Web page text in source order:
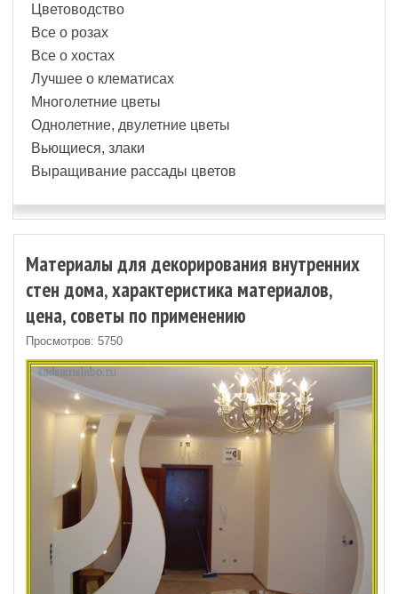
Цветоводство
Все о розах
Все о хостах
Лучшее о клематисах
Многолетние цветы
Однолетние, двулетние цветы
Вьющиеся, злаки
Выращивание рассады цветов
Материалы для декорирования внутренних
стен дома, характеристика материалов,
цена, советы по применению
Просмотров: 5750